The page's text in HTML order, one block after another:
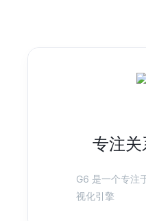
专注关
G6 是一个专注
视化引擎